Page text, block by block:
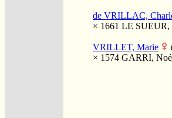
de VRILLAC,
× 1661 LE SUEUR,
VRILLET, Marie
× 1574 GARRI, Noé